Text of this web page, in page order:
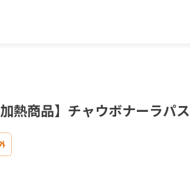
加熱商品】チャウボナーラパ